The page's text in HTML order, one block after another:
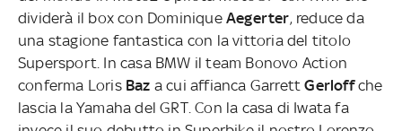
dividerà il box con DominiqueAegerter, reduce da
una stagione fantastica con la vittoria del titolo
Supersport. In casa BMW il team Bonovo Action
conferma LorisBaz a cui affianca Garrett Gerloffche
lascia la Yamaha del GRT. Con la casa di Iwata fa